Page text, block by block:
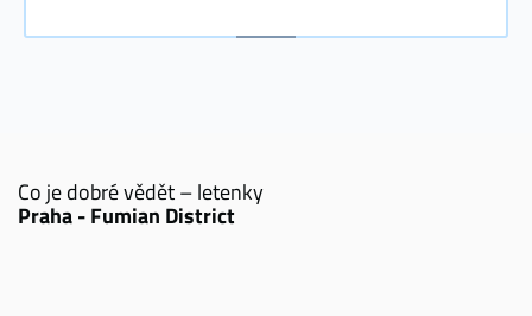
Co je dobré vědět – letenky
Praha - Fumian District